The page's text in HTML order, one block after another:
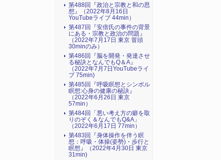
第488回『政治と宗教と和の思
想』（2022年8月16日
YouTubeライブ 44min）
第487回『安倍氏の事件の背景
にある・宗教と政治の問題』
（2022年7月17日 東京 冒頭
30minのみ）
第486回『脳を開発・発達させ
る秘訣となんでもQ＆A』
（2022年7月7日YouTubeライ
ブ 75min)
第485回『呼吸瞑想とシンボル
瞑想:心身の健康の秘訣』
（2022年6月26日 東京
57min）
第484回「悪い考え方の癖を取
りのぞく＆なんでもQ&A」
（2022年6月17日 77min）
第483回『身体操作を伴う瞑
想：呼吸・体操(姿勢)・歩行と
瞑想』（2022年4月30日 東京
31min)